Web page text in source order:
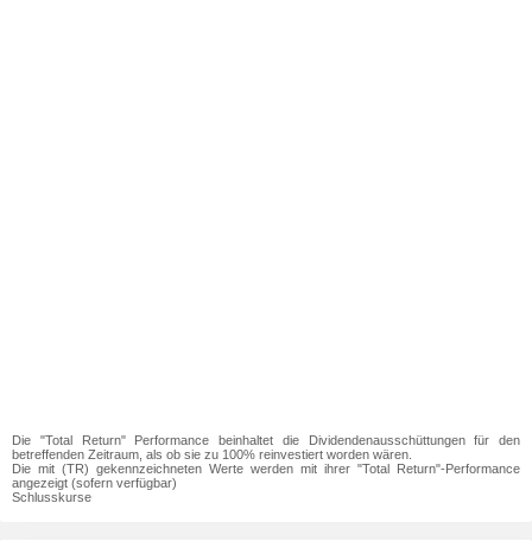
Die "Total Return" Performance beinhaltet die Dividendenausschüttungen für den
betreffenden Zeitraum, als ob sie zu 100% reinvestiert worden wären.
Die mit (TR) gekennzeichneten Werte werden mit ihrer "Total Return"-Performance
angezeigt (sofern verfügbar)
Schlusskurse